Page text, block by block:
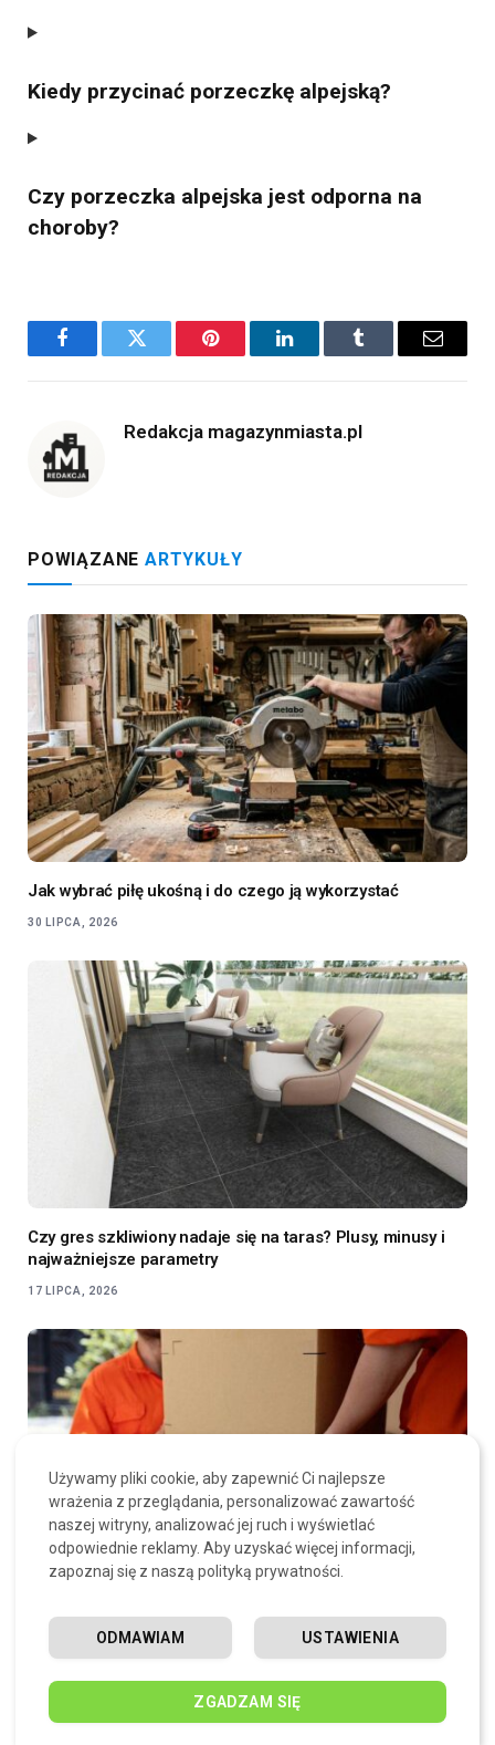
Kiedy przycinać porzeczkę alpejską?
Czy porzeczka alpejska jest odporna na
choroby?
FacebookTwitter Pinterest LinkedInTumblr Email
Redakcja magazynmiasta.pl
POWIĄZANE ARTYKUŁY
Jak wybrać piłę ukośną i do czego ją wykorzystać
30 LIPCA, 2026
Czy gres szkliwiony nadaje się na taras? Plusy, minusy i
najważniejsze parametry
17 LIPCA, 2026
czym pamiętać?
16 LIPCA, 2026
Używamy pliki cookie, aby zapewnić Ci najlepsze
wrażenia z przeglądania, personalizować zawartość
naszej witryny, analizować jej ruch i wyświetlać
odpowiednie reklamy. Aby uzyskać więcej informacji,
zapoznaj się z naszą polityką prywatności.
ZGADZAM SIĘ
USTAWIENIA
ODMAWIAM